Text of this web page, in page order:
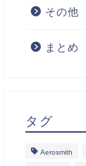
その他
まとめ
タグ
Aerosmith